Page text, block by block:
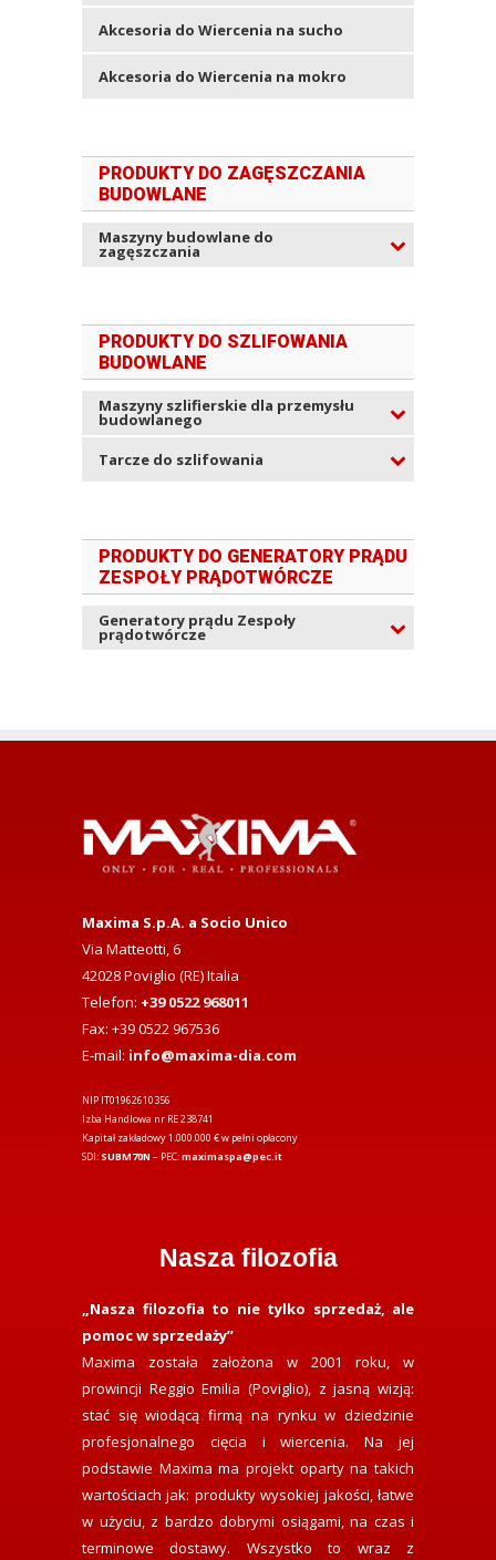
Akcesoria do Wiercenia na sucho
Akcesoria do Wiercenia na mokro
PRODUKTY DO ZAGĘSZCZANIA
BUDOWLANE
Maszyny budowlane do
zagęszczania
PRODUKTY DO SZLIFOWANIA
BUDOWLANE
Maszyny szlifierskie dla przemysłu
budowlanego
Tarcze do szlifowania
PRODUKTY DO GENERATORY PRĄDU
ZESPOŁY PRĄDOTWÓRCZE
Generatory prądu Zespoły
prądotwórcze
Maxima S.p.A. a Socio Unico
Via Matteotti, 6
42028 Poviglio (RE) Italia
Telefon: +39 0522 968011
Fax: +39 0522 967536
E-mail: info@maxima-dia.com
NIP IT01962610356
Izba Handlowa nr RE 238741
Kapitał zakładowy 1.000.000 € w pełni opłacony
SDI: SUBM70N – PEC:maximaspa@pec.it
Nasza filozofia
„Nasza filozofia to nie tylko sprzedaż, ale
pomoc w sprzedaży”
Maxima została założona w 2001 roku, w
prowincji Reggio Emilia (Poviglio), z jasną wizją:
stać się wiodącą firmą na rynku w dziedzinie
profesjonalnego cięcia i wiercenia. Na jej
podstawie Maxima ma projekt oparty na takich
wartościach jak: produkty wysokiej jakości, łatwe
w użyciu, z bardzo dobrymi osiągami, na czas i
terminowe dostawy. Wszystko to wraz z